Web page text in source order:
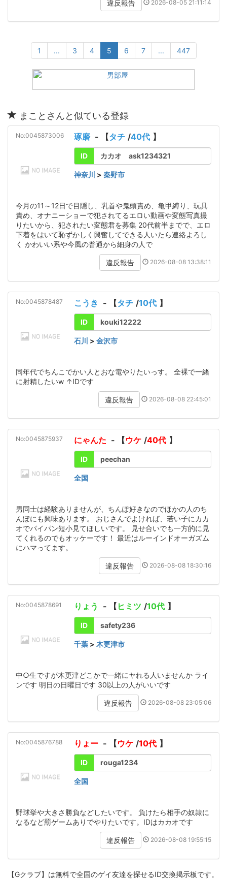
違反報告 2026-08-05 21:11:14
1 ... 3 4 5 6 7 ... 447
まことさんと似ている登録
No:0045873006 琢磨 - 【タチ /40代 】
ID カカオ ask1234321
神奈川 > 秦野市
今月の11～12日で目隠し、乳首や鬼頭責め、亀甲縛り、玩具
責め、オナニーショーで犯されてるエロい動画や変態写真撮
りたいから、犯されたい変態君を募集 20代前半までで、エロ
下着をはいて恥ずかしく興奮してできる人いたら連絡よろし
く かわいい系や今風の普通から細身の人で
違反報告 2026-08-08 13:38:11
No:0045878487 こうき - 【タチ /10代 】
ID kouki12222
石川 > 金沢市
同年代でちんこでかい人とおな電やりたいっす。 全裸で一緒
に射精したいw ↑IDです
違反報告 2026-08-08 22:45:01
No:0045875937 にゃんた - 【ウケ /40代 】
ID peechan
全国
男同士は経験ありませんが、ちんぽ好きなのでほかの人のち
んぽにも興味あります。 おじさんでよければ、若い子にカカ
オでパイパン短小見てほしいです。 見せ合いでも一方的に見
てくれるのでもオッケーです！ 最近はルーインドオーガズム
にハマってます。
違反報告 2026-08-08 18:30:16
No:0045878691 りょう - 【 ヒミツ /10代 】
ID safety236
千葉 > 木更津市
中○生ですが木更津どこかで一緒にヤれる人いませんか ライ
ンです 明日の日曜日です 30以上の人がいいです
違反報告 2026-08-08 23:05:06
No:0045876788 りょー - 【ウケ /10代 】
ID rouga1234
全国
野球挙や大きさ勝負などしたいです。 負けたら相手の奴隷に
なるなど罰ゲームありでやりたいです。IDはカカオです
違反報告 2026-08-08 19:55:15
【Gクラブ】は無料で全国のゲイ友達を探せるID交換掲示板です。